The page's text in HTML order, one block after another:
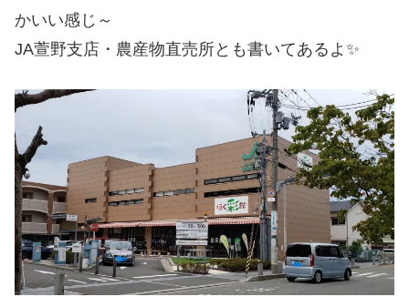
かいい感じ～
JA萱野支店・農産物直売所とも書いてあるよ✨